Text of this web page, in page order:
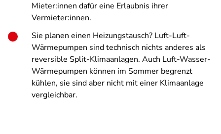
Mieter:innen dafüreine Erlaubnis ihrer
Vermieter:innen.
Sie planen einen Heizungstausch? Luft-Luft-
Wärmepumpen sind technisch nichts anderes als
reversible Split-Klimaanlagen. Auch Luft-Wasser-
Wärmepumpen können im Sommer begrenzt
kühlen, sie sind aber nicht mit einer Klimaanlage
vergleichbar.